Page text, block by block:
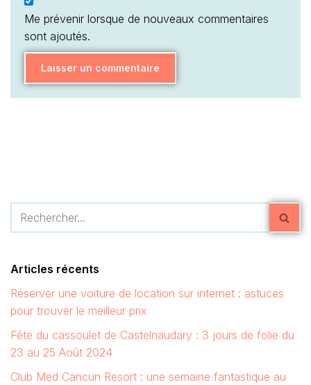
Me prévenir lorsque de nouveaux commentaires
sont ajoutés.
Articles récents
Réserver une voiture de location sur internet : astuces
pour trouver le meilleur prix
Fête du cassoulet de Castelnaudary : 3 jours de folie du
23 au 25 Août 2024
Club Med Cancun Resort : une semaine fantastique au